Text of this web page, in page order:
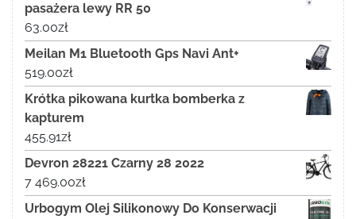
pasażera lewy RR 50
63.00zł
Meilan M1 Bluetooth Gps Navi Ant+
519.00zł
Krótka pikowana kurtka bomberka z
kapturem
455.91zł
Devron 28221 Czarny 28 2022
7 469.00zł
Urbogym Olej Silikonowy Do Konserwacji